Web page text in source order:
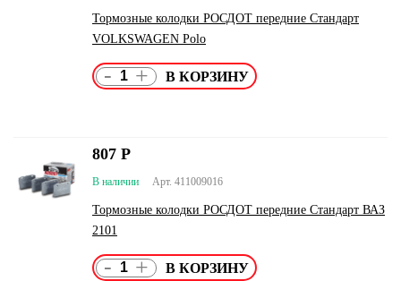
Тормозные колодки РОСДОТ передние Стандарт
VOLKSWAGEN Polo
- +
Арт. 411009016
В наличии
Тормозные колодки РОСДОТ передние Стандарт ВАЗ
2101
807 Р
- +